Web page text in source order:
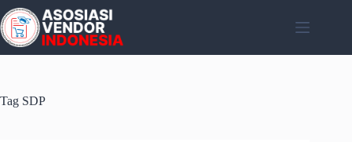
Skip
to
content
Tag SDP